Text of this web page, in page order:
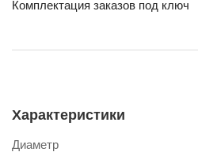
Комплектация заказов под ключ
Характеристики
Диаметр